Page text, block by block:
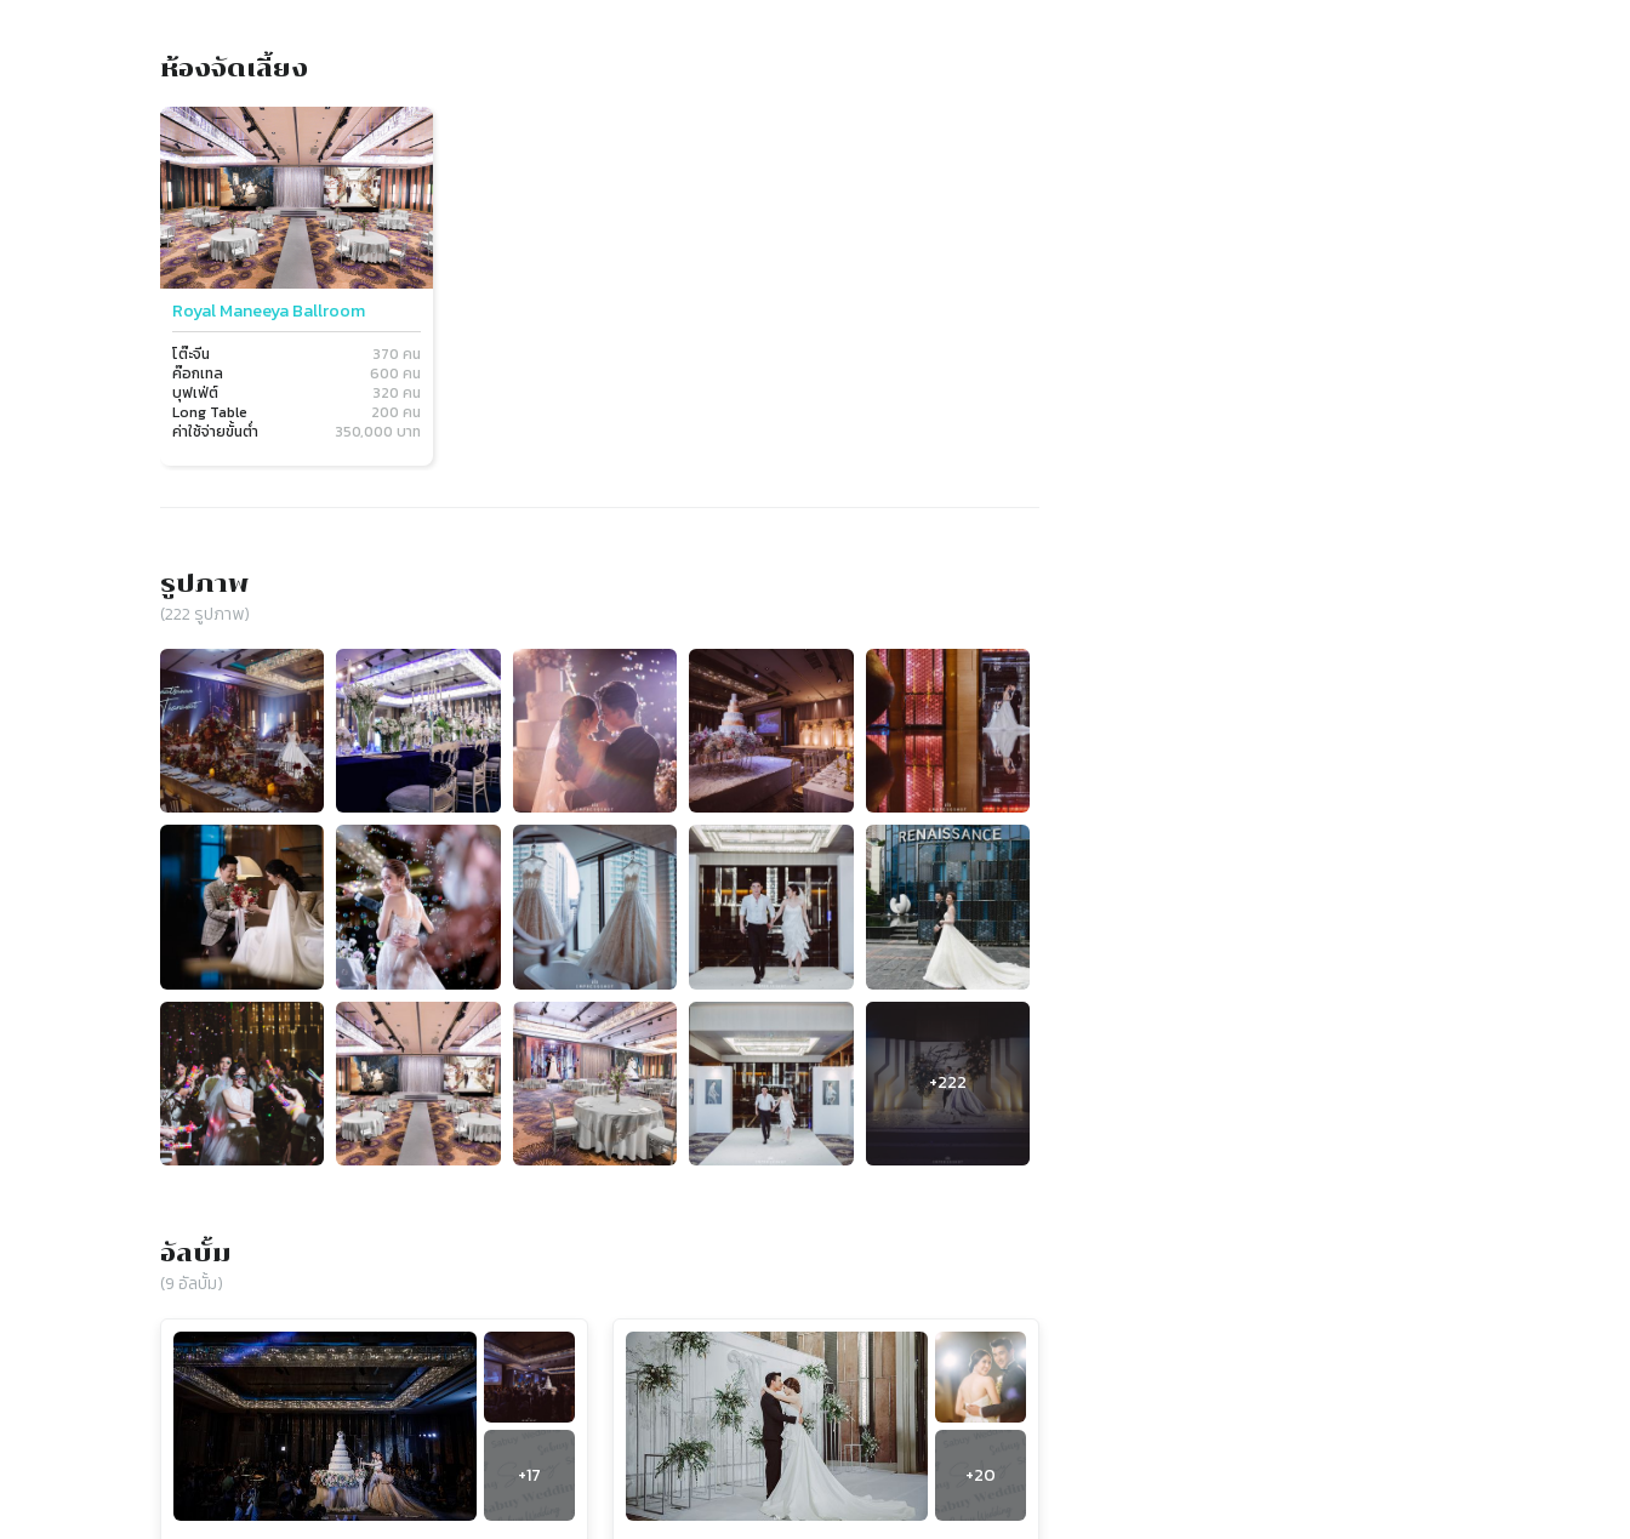
ห้องจัดเลี้ยง
Slide 1 of 1
Royal Maneeya Ballroom
โต๊ะจีน
370 คน
ค๊อกเทล
600 คน
บุฟเฟ่ต์
320 คน
Long Table
200 คน
ค่าใช้จ่ายขั้นต่ำ
350,000 บาท
รูปภาพ
(222 รูปภาพ)
อัลบั้ม
(9 อัลบั้ม)
+17 +20